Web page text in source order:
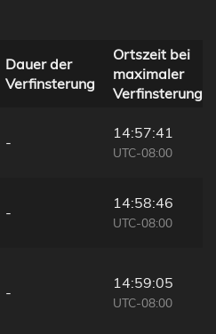
Dauer der
Verfinsterung
Ortszeit bei
maximaler
Verfinsterung
-
14:57:41
UTC-08:00
-
14:58:46
UTC-08:00
-
14:59:05
UTC-08:00